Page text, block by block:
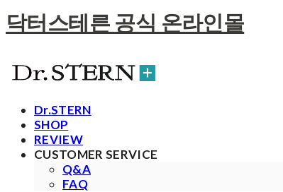
닥터스테른 공식 온라인몰
Dr.STERN
SHOP
REVIEW
CUSTOMER SERVICE
Q&A
FAQ